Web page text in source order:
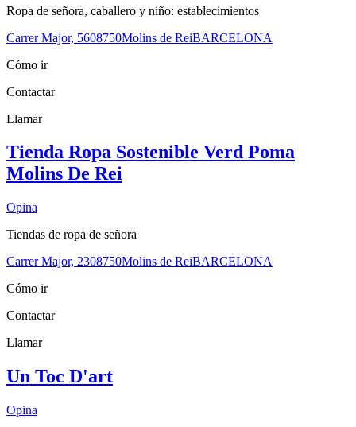
Ropa de señora, caballero y niño: establecimientos
Carrer Major, 5608750Molins de ReiBARCELONA
Cómo ir
Contactar
Llamar
Tienda Ropa Sostenible Verd Poma
Molins De Rei
Opina
Tiendas de ropa de señora
Carrer Major, 2308750Molins de ReiBARCELONA
Cómo ir
Contactar
Llamar
Un Toc D'art
Opina